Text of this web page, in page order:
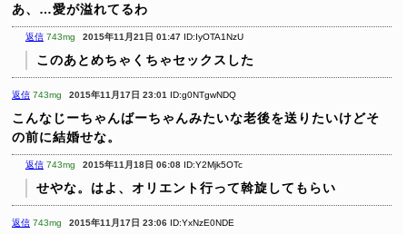
あ、…愛が溢れてるわ
返信 743mg 2015年11月21日 01:47 ID:IyOTA1NzU
このあとめちゃくちゃセックスした
返信 743mg 2015年11月17日 23:01 ID:g0NTgwNDQ
こんなじーちゃんばーちゃんみたいな老後を送りたいけどそ
の前に結婚せな。
返信 743mg 2015年11月18日 06:08 ID:Y2Mjk5OTc
せやな。はよ、オリエント行って斡旋してもらい
返信 743mg 2015年11月17日 23:06 ID:YxNzE0NDE